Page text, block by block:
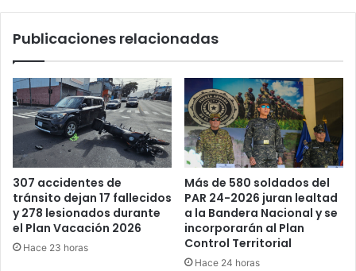
Publicaciones relacionadas
307 accidentes de
tránsito dejan 17 fallecidos
y 278 lesionados durante
el Plan Vacación 2026
Hace 23 horas
Más de 580 soldados del
PAR 24-2026 juran lealtad
a la Bandera Nacional y se
incorporarán al Plan
Control Territorial
Hace 24 horas